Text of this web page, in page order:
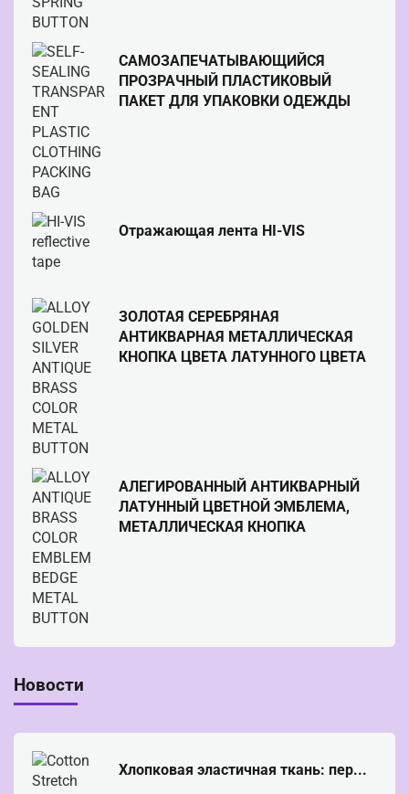
САМОЗАПЕЧАТЫВАЮЩИЙСЯ
ПРОЗРАЧНЫЙ ПЛАСТИКОВЫЙ
ПАКЕТ ДЛЯ УПАКОВКИ ОДЕЖДЫ
Отражающая лента HI-VIS
ЗОЛОТАЯ СЕРЕБРЯНАЯ
АНТИКВАРНАЯ МЕТАЛЛИЧЕСКАЯ
КНОПКА ЦВЕТА ЛАТУННОГО ЦВЕТА
АЛЕГИРОВАННЫЙ АНТИКВАРНЫЙ
ЛАТУННЫЙ ЦВЕТНОЙ ЭМБЛЕМА,
МЕТАЛЛИЧЕСКАЯ КНОПКА
Новости
Хлопковая эластичная ткань: пер...